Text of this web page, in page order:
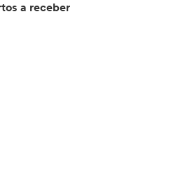
a receber